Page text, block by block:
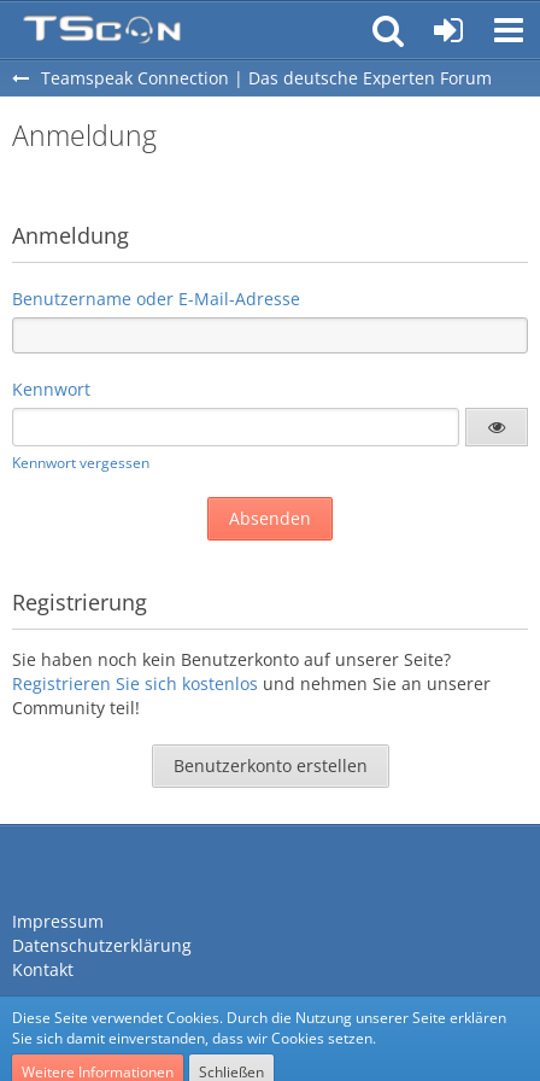
Teamspeak Connection | Das deutsche Experten Forum
Anmeldung
Anmeldung
Benutzername oder E-Mail-Adresse
Kennwort
Kennwort vergessen
Registrierung
Sie haben noch kein Benutzerkonto auf unserer Seite?
Registrieren Sie sich kostenlos und nehmen Sie an unserer
Community teil!
Benutzerkonto erstellen
Impressum
Datenschutzerklärung
Kontakt
Diese Seite verwendet Cookies. Durch die Nutzung unserer Seite erklären
Sie sich damit einverstanden, dass wir Cookies setzen.
Weitere Informationen
Schließen